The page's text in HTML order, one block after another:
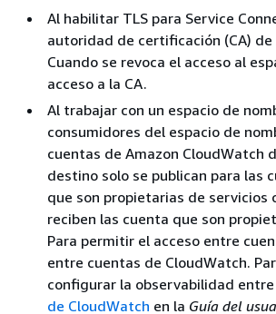
Al habilitar TLS para Service
autoridad de certificación (CA) de
Cuando se revoca el acceso al
acceso a la CA.
Al trabajar con un espacio de
consumidores del espacio de
cuentas de Amazon CloudWatch
destino solo se publican para las
que son propietarias de servicios
reciben las cuenta que son
Para permitir el acceso entre
entre cuentas de CloudWatch.
configurar la observabilidad
de CloudWatch en la Guía del